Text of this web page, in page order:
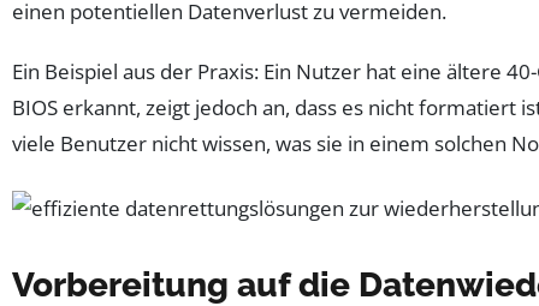
einen potentiellen Datenverlust zu vermeiden.
Ein Beispiel aus der Praxis: Ein Nutzer hat eine ältere
BIOS erkannt, zeigt jedoch an, dass es nicht formatiert
viele Benutzer nicht wissen, was sie in einem solchen
Vorbereitung auf die